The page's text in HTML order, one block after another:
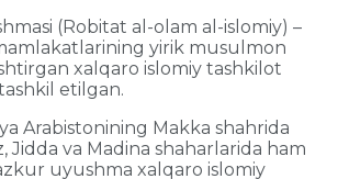
(Robitat al-olam al-islomiy) –
yirik musulmon
xalqaro islomiy tashkilot
etilgan.
Arabistonining Makka shahrida
Jidda va Madina shaharlarida ham
uyushma xalqaro islomiy